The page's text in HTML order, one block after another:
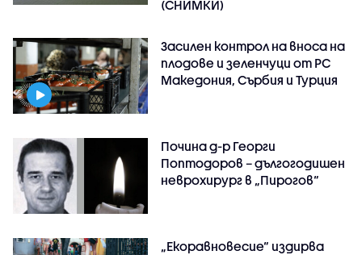
(СНИМКИ)
Засилен контрол на вноса на
плодове и зеленчуци от РС
Македония, Сърбия и Турция
Почина д-р Георги
Поптодоров – дългогодишен
неврохирург в „Пирогов“
„Екоравновесие“ издирва